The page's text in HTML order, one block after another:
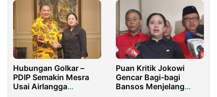
Hubungan Golkar –
PDIP Semakin Mesra
Usai Airlangga
Puan Kritik Jokowi
Gencar Bagi-bagi
Bansos Menjelang